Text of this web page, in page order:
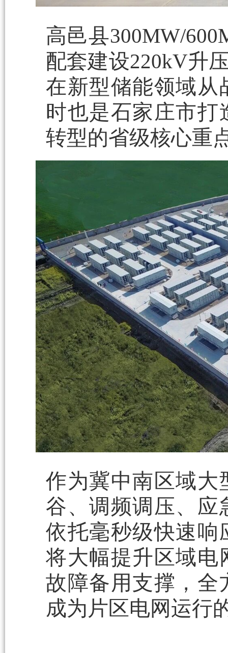
高邑县300MW/
配套建设220kV升
在新型储能领域从
时也是石家庄市
转型的省级核心重
作为冀中南区域大
谷、调频调压、应
依托毫秒级快速响
将大幅提升区域电
故障备用支撑，全
成为片区电网运行